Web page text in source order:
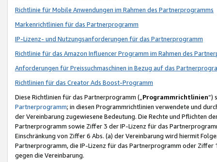
Richtlinie für Mobile Anwendungen im Rahmen des Partnerprogramms
Markenrichtlinien für das Partnerprogramm
IP-Lizenz- und Nutzungsanforderungen für das Partnerprogramm
Richtlinie für das Amazon Influencer Programm im Rahmen des
Anforderungen für Preissuchmaschinen in Bezug auf das
Richtlinien für das Creator Ads Boost-Programm
Diese Richtlinien für das Partnerprogramm („Programmrichtlinien“)
Partnerprogramm; in diesen Programmrichtlinien verwendete und
der Vereinbarung zugewiesene Bedeutung. Die Rechte und Pflichten
Partnerprogramm sowie Ziffer 3 der IP-Lizenz für das
Einschränkung von Ziffer 6 Abs. (a) der Vereinbarung wird hiermit
Partnerprogramm, die IP-Lizenz für das Partnerprogramm oder
gegen die Vereinbarung.